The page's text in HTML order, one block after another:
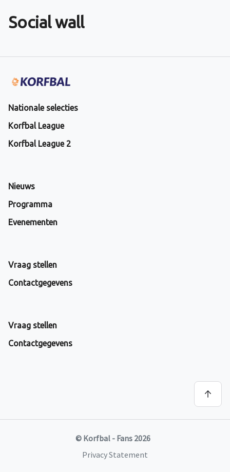
Social wall
Nationale selecties
Korfbal League
Korfbal League 2
Nieuws
Programma
Evenementen
Vraag stellen
Contactgegevens
Vraag stellen
Contactgegevens
© Korfbal - Fans 2026
Privacy Statement